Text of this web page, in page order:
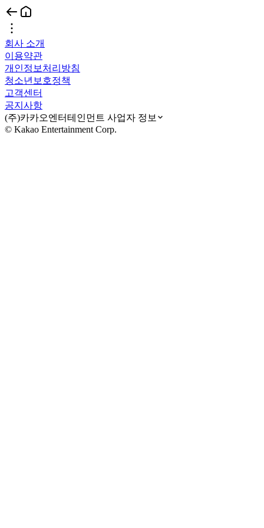
회사 소개
이용약관
개인정보처리방침
청소년보호정책
고객센터
공지사항
(주)카카오엔터테인먼트 사업자 정보
© Kakao Entertainment Corp.